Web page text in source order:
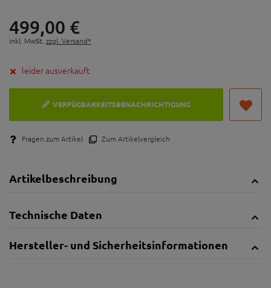
499,00 €
inkl. MwSt. zzgl. Versand*
leider ausverkauft
VERFÜGBARKEITSBENACHRICHTIGUNG
Fragen zum Artikel Zum Artikelvergleich
Artikelbeschreibung
Technische Daten
Hersteller- und Sicherheitsinformationen